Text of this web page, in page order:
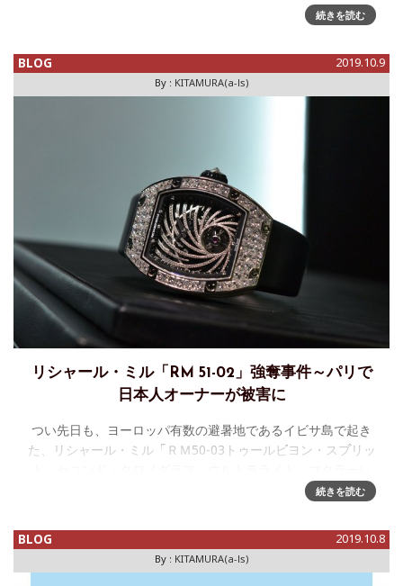
新のリシャール・ミルのコンセプトで仕立てられています。
続きを読む
BLOG 2019.10.9
By : KITAMURA(a-ls)
リシャール・ミル「RM 51-02」強奪事件～パリで
日本人オーナーが被害に
つい先日も、ヨーロッパ有数の避暑地であるイビサ島で起き
た、リシャール・ミル「ＲＭ50-03トゥールビヨン・スプリッ
ンＦ１」の強奪事件をお伝えしたばかりだが、https://watch-
続きを読む
BLOG 2019.10.8
By : KITAMURA(a-ls)